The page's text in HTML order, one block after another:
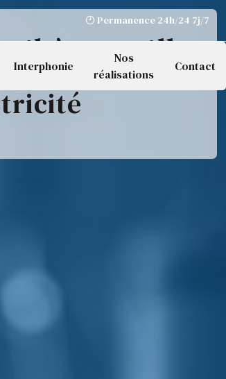
Permanence 24h/24 7j/7
Interphonie
Nos
réalisations
Contact
à Yerville